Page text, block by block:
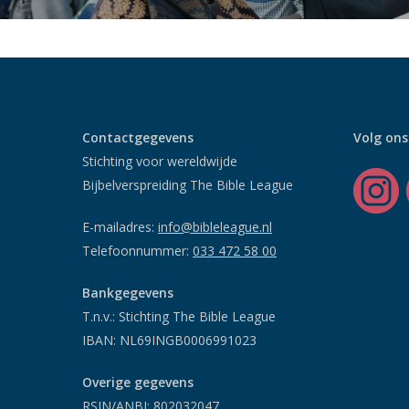
Contactgegevens
Stichting voor wereldwijde
Bijbelverspreiding The Bible League
E-mailadres: info@bibleleague.nl
Telefoonnummer: 033 472 58 00
Bankgegevens
T.n.v.: Stichting The Bible League
IBAN: NL69INGB0006991023
Overige gegevens
Volg